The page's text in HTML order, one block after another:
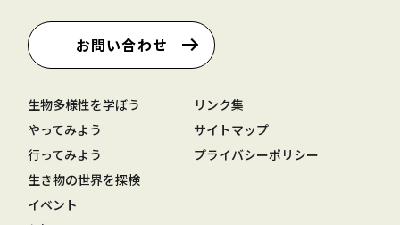
お問い合わせ
生物多様性を学ぼう
やってみよう
行ってみよう
生き物の世界を探検
イベント
リンク集
サイトマップ
プライバシーポリシー